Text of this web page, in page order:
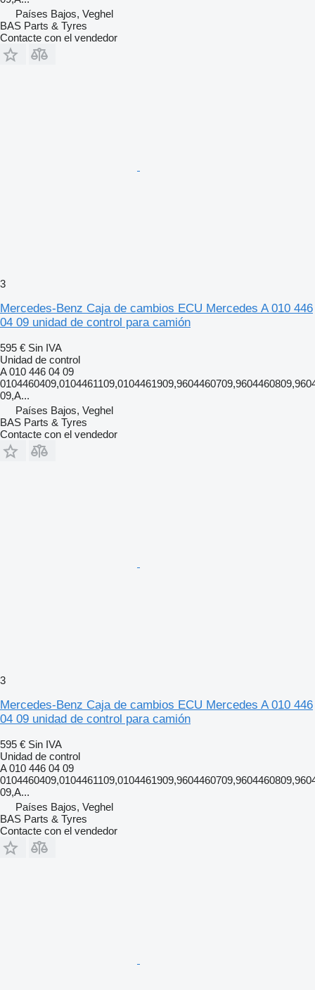
Países Bajos, Veghel
BAS Parts & Tyres
Contacte con el vendedor
3
Mercedes-Benz Caja de cambios ECU Mercedes A 010 446
04 09 unidad de control para camión
595 € Sin IVA
Unidad de control
A 010 446 04 09
09,A...
Países Bajos, Veghel
BAS Parts & Tyres
Contacte con el vendedor
3
Mercedes-Benz Caja de cambios ECU Mercedes A 010 446
04 09 unidad de control para camión
595 € Sin IVA
Unidad de control
A 010 446 04 09
09,A...
Países Bajos, Veghel
BAS Parts & Tyres
Contacte con el vendedor